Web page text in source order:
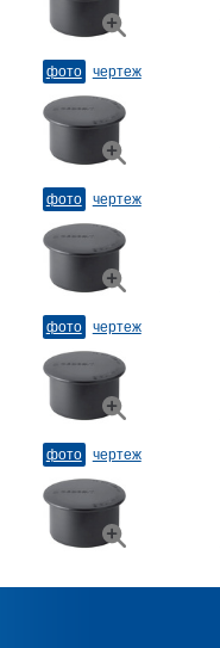
фото чертеж
фото чертеж
фото чертеж
фото чертеж